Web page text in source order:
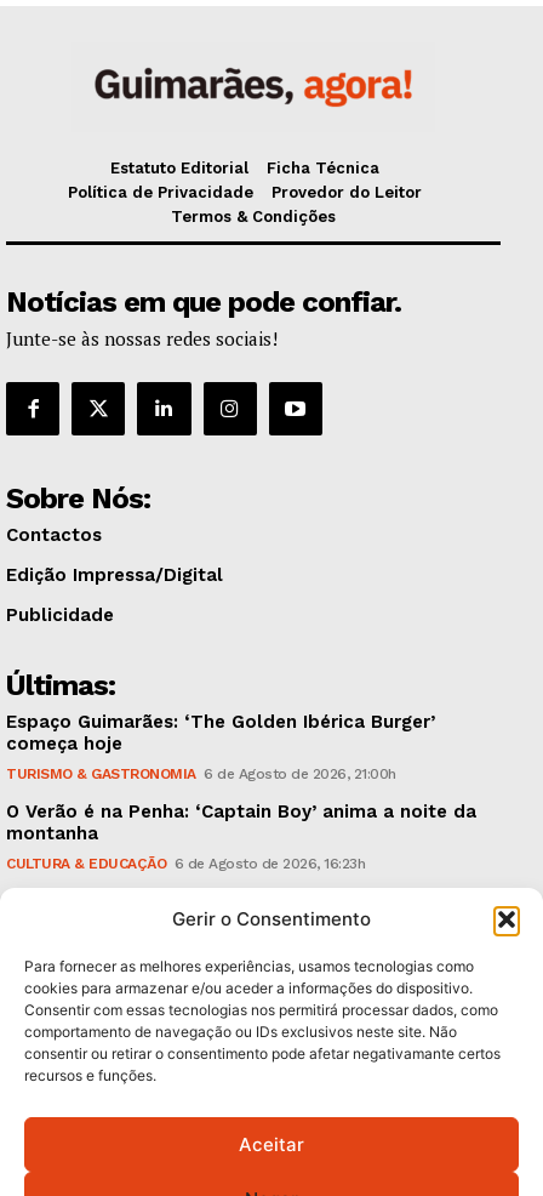
Gerir o Consentimento
Para fornecer as melhores experiências, usamos tecnologias como
cookies para armazenar e/ou aceder a informações do dispositivo.
Consentir com essas tecnologias nos permitirá processar dados, como
comportamento de navegação ou IDs exclusivos neste site. Não
consentir ou retirar o consentimento pode afetar negativamante certos
recursos e funções.
Aceitar
Estatuto Editorial
Ficha Técnica
Política de Privacidade
Provedor do Leitor
Termos & Condições
Notícias em que pode confiar.
Junte-se às nossas redes sociais!
Sobre Nós:
Contactos
Edição Impressa/Digital
Publicidade
Últimas:
Espaço Guimarães: ‘The Golden Ibérica Burger’
começa hoje
TURISMO & GASTRONOMIA 6 de Agosto de 2026, 21:00h
O Verão é na Penha: ‘Captain Boy’ anima a noite da
montanha
CULTURA & EDUCAÇÃO 6 de Agosto de 2026, 16:23h
em causa”, garante Ricardo Araújo
Subscreva Newsletter:
QUERO ADERIR